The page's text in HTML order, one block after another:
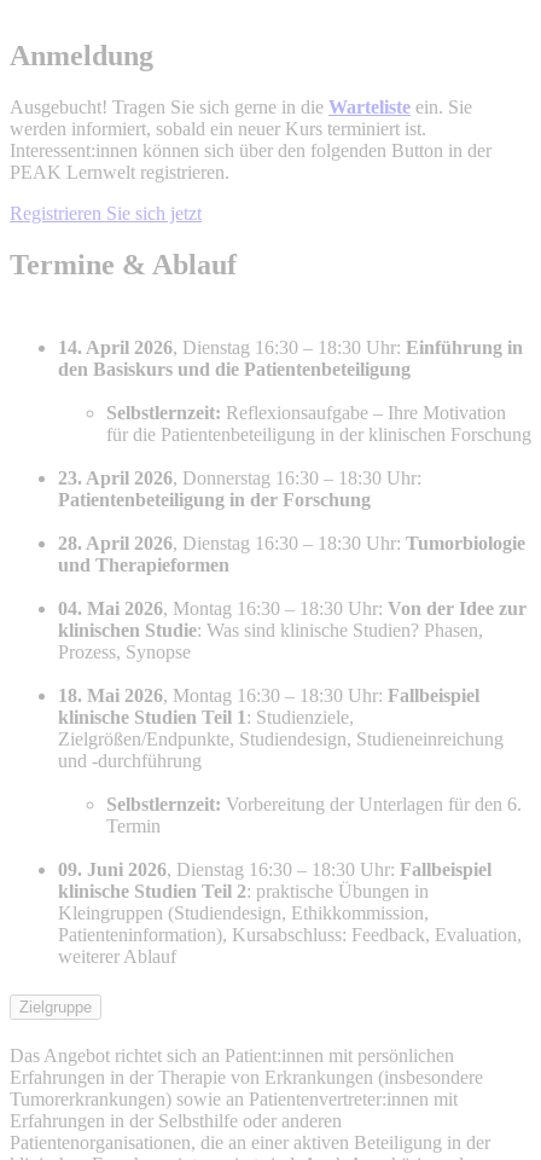
Anmeldung
Ausgebucht! Tragen Sie sich gerne in die Warteliste ein. Sie
werden informiert, sobald ein neuer Kurs terminiert ist.
Interessent:innen können sich über den folgenden Button in der
PEAK Lernwelt registrieren.
Registrieren Sie sich jetzt
Termine & Ablauf
14. April 2026, Dienstag 16:30 – 18:30 Uhr: Einführung in
den Basiskurs und die Patientenbeteiligung
Selbstlernzeit: Reflexionsaufgabe – Ihre Motivation
für die Patientenbeteiligung in der klinischen Forschung
23. April 2026, Donnerstag 16:30 – 18:30 Uhr:
Patientenbeteiligung in der Forschung
28. April 2026, Dienstag 16:30 – 18:30 Uhr: Tumorbiologie
und Therapieformen
04. Mai 2026, Montag 16:30 – 18:30 Uhr: Von der Idee zur
klinischen Studie: Was sind klinische Studien? Phasen,
Prozess, Synopse
18. Mai 2026, Montag 16:30 – 18:30 Uhr: Fallbeispiel
klinische Studien Teil 1: Studienziele,
Zielgrößen/Endpunkte, Studiendesign, Studieneinreichung
und -durchführung
Selbstlernzeit: Vorbereitung der Unterlagen für den 6.
Termin
09. Juni 2026, Dienstag 16:30 – 18:30 Uhr: Fallbeispiel
klinische Studien Teil 2: praktische Übungen in
Kleingruppen (Studiendesign, Ethikkommission,
Patienteninformation), Kursabschluss: Feedback, Evaluation,
weiterer Ablauf
Zielgruppe
Das Angebot richtet sich an Patient:innen mit persönlichen
Erfahrungen in der Therapie von Erkrankungen (insbesondere
Tumorerkrankungen) sowie an Patientenvertreter:innen mit
Erfahrungen in der Selbsthilfe oder anderen
Patientenorganisationen, die an einer aktiven Beteiligung in der